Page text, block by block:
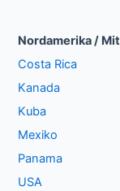
Nordamerika /
Costa Rica
Kanada
Kuba
Mexiko
Panama
USA